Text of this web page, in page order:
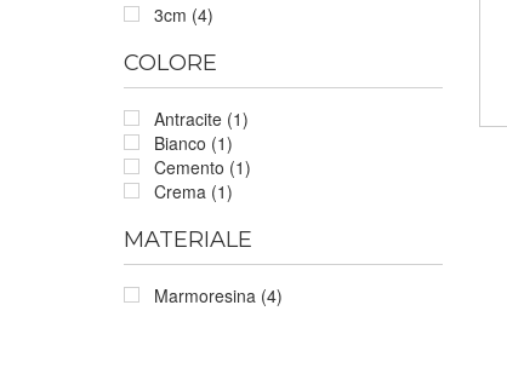
3cm (4)
COLORE
Antracite (1)
Bianco (1)
Cemento (1)
Crema (1)
MATERIALE
Marmoresina (4)